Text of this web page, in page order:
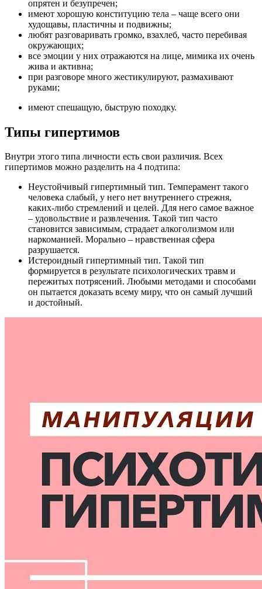
опрятен и безупречен;
имеют хорошую конституцию тела – чаще всего они
худощавы, пластичны и подвижны;
любят разговаривать громко, взахлеб, часто перебивая
окружающих;
все эмоции у них отражаются на лице, мимика их очень
жива и активна;
при разговоре много жестикулируют, размахивают
руками;
имеют спешащую, быструю походку.
Типы гипертимов
Внутри этого типа личности есть свои различия. Всех
гипертимов можно разделить на 4 подтипа:
Неустойчивый гипертимный тип. Темперамент такого
человека слабый, у него нет внутреннего стрежня,
каких-либо стремлений и целей. Для него самое важное
– удовольствие и развлечения. Такой тип часто
становится зависимым, страдает алкоголизмом или
наркоманией. Морально – нравственная сфера
разрушается.
Истероидный гипертимный тип. Такой тип
формируется в результате психологических травм и
пережитых потрясений. Любыми методами и способами
он пытается доказать всему миру, что он самый лучший
и достойный.